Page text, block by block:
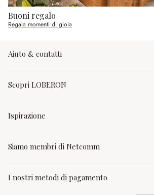
Buoni regalo
Regala momenti di gioia
Aiuto & contatti
Scopri LOBERON
Ispirazione
Siamo membri di Netcomm
I nostri metodi di pagamento